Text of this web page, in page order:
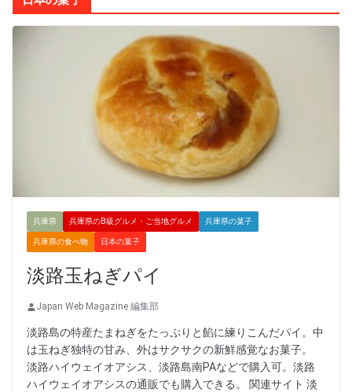
兵庫県 兵庫県のB級グルメ・ご当地グルメ 兵庫県の菓子
兵庫県の食べ物 日本の菓子
淡路玉ねぎパイ
Japan Web Magazine 編集部
淡路島の特産たまねぎをたっぷりと餡に練りこんだパイ。中
は玉ねぎ独特の甘み、外はサクサクの新鮮感覚なお菓子。
淡路ハイウェイオアシス、淡路島南PAなどで購入可。淡路
ハイウェイオアシスの通販でも購入できる。 関連サイト 淡